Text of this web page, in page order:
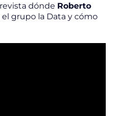
dónde Roberto
grupo la Data y cómo